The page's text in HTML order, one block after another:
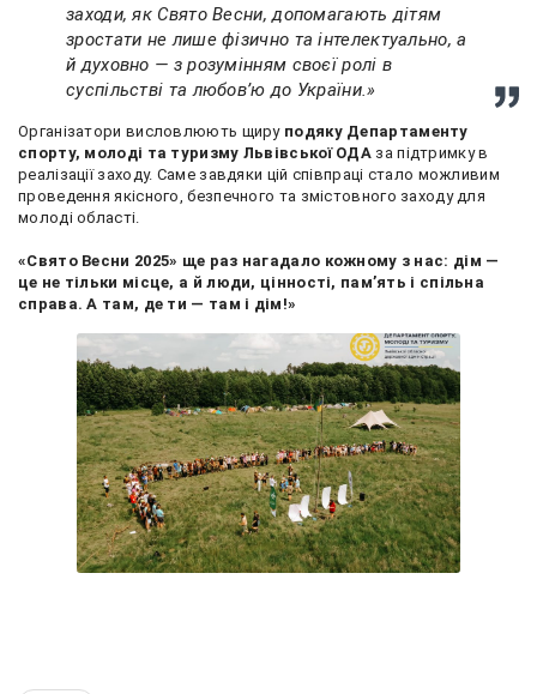
заходи, як Свято Весни, допомагають дітям
зростати не лише фізично та інтелектуально, а
й духовно — з розумінням своєї ролі в
суспільстві та любов’ю до України.»
Організатори висловлюють щиру подяку Департаменту
спорту, молоді та туризму Львівської ОДА за підтримку в
реалізації заходу. Саме завдяки цій співпраці стало можливим
проведення якісного, безпечного та змістовного заходу для
молоді області.
«Свято Весни 2025» ще раз нагадало кожному з нас: дім —
це не тільки місце, а й люди, цінності, пам’ять і спільна
справа. А там, де ти — там і дім!»